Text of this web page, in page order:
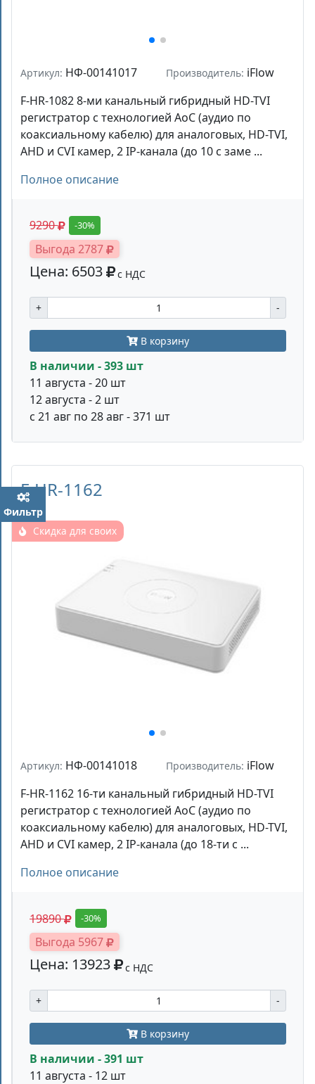
Артикул: НФ-00141017 Производитель: iFlow
F-HR-1082 8-ми канальный гибридный HD-TVI
регистратор c технологией AoC (аудио по
коаксиальному кабелю) для аналоговых, HD-TVI,
AHD и CVI камер, 2 IP-канала (до 10 с заме ...
Полное описание
9290 -30%
Выгода 2787
Цена: 6503 с НДС
+ -
В корзину
В наличии - 393 шт
11 августа - 20 шт
12 августа - 2 шт
с 21 авг по 28 авг - 371 шт
F-HR-1162
Скидка для своих
Артикул: НФ-00141018 Производитель: iFlow
F-HR-1162 16-ти канальный гибридный HD-TVI
регистратор c технологией AoC (аудио по
коаксиальному кабелю) для аналоговых, HD-TVI,
AHD и CVI камер, 2 IP-канала (до 18-ти с ...
Полное описание
19890 -30%
Выгода 5967
Цена: 13923 с НДС
+ -
В корзину
В наличии - 391 шт
11 августа - 12 шт
Фильтр